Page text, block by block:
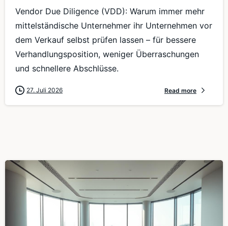
Vendor Due Diligence (VDD): Warum immer mehr
mittelständische Unternehmer ihr Unternehmen vor
dem Verkauf selbst prüfen lassen – für bessere
Verhandlungsposition, weniger Überraschungen
und schnellere Abschlüsse.
27. Juli 2026 Read more